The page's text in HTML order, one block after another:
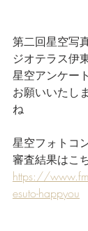
第二回星空写
ジオテラス伊
星空アンケー
お願いいたし
ね
星空フォトコ
審査結果はこ
https://
esuto-happyou